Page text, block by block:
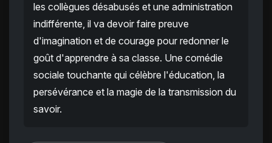
les collègues désabusés et une administration
indifférente, il va devoir faire preuve
d'imagination et de courage pour redonner le
goût d'apprendre à sa classe. Une comédie
sociale touchante qui célèbre l'éducation, la
persévérance et la magie de la transmission du
savoir.